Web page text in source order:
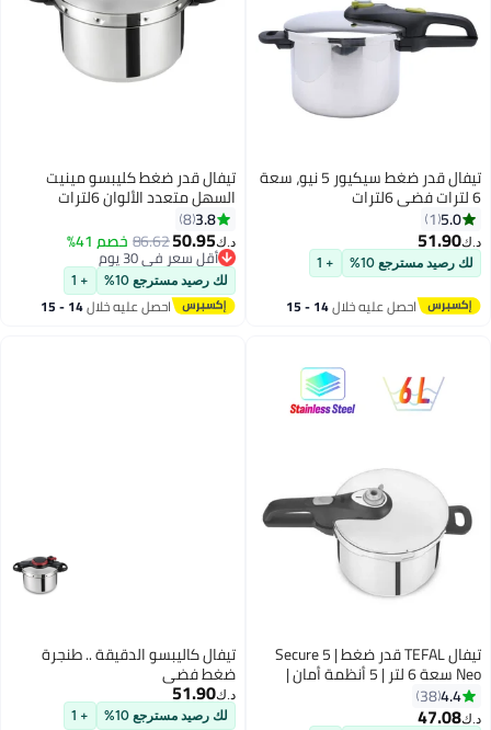
تيفال قدر ضغط سيكيور 5 نيو، سعة
+ 1
خلال 14 - 15
تيفال قدر ضغط كليبسو مينيت
السهل متعدد الألوان 6لترات
50.95 خصم 41%
أقل سعر في 30 يوم
أقل سعر في 30 يوم
لك رصيد مسترجع 10% + 1
احصل عليه خلال 14 - 15
تيفال TEFAL قدر ضغط | Secure 5
Neo سعة 6 لتر | 5 أنظمة أمان |
ستانلس ستيل |
ضمان 2 سنة | P2530752 أسود/
تيفال كاليبسو الدقيقة .. طنجرة
ضغط فضي
51.90
+ 1